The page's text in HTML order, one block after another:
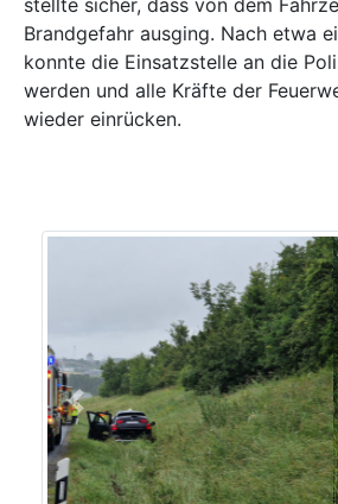
stellte sicher, dass von dem
Brandgefahr ausging. Nach etwa
konnte die Einsatzstelle an die
werden und alle Kräfte der
wieder einrücken.
Previous